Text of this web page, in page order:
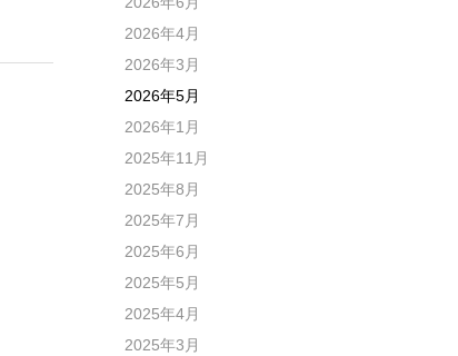
2026年4月
2026年3月
2026年5月
2026年1月
2025年11月
2025年8月
2025年7月
2025年6月
2025年5月
2025年4月
2025年3月